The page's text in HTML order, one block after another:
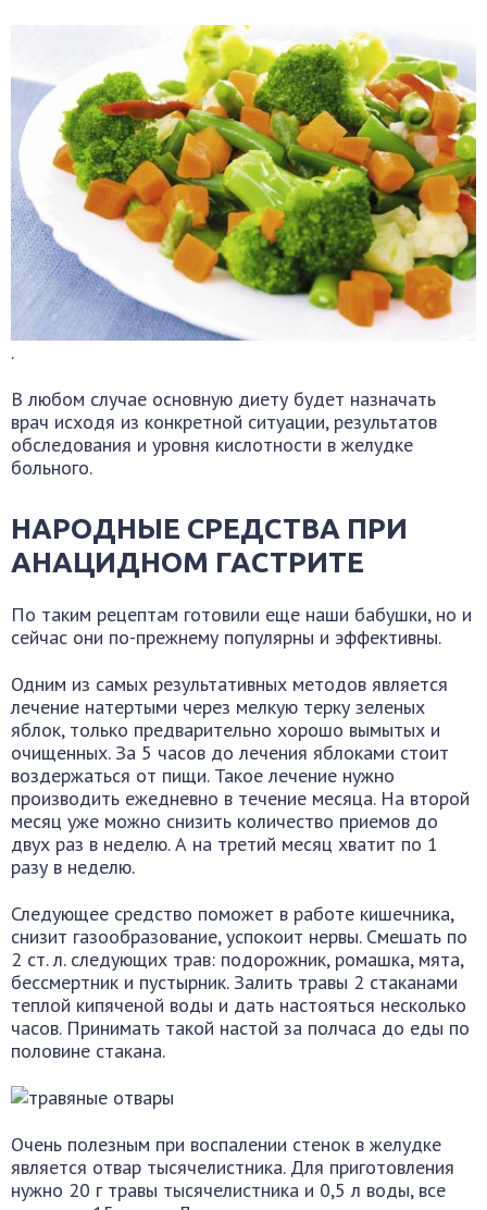
.
В любом случае основную диету будет назначать
врач исходя из конкретной ситуации, результатов
обследования и уровня кислотности в желудке
больного.
НАРОДНЫЕ СРЕДСТВА ПРИ
АНАЦИДНОМ ГАСТРИТЕ
По таким рецептам готовили еще наши бабушки, но и
сейчас они по-прежнему популярны и эффективны.
Одним из самых результативных методов является
лечение натертыми через мелкую терку зеленых
яблок, только предварительно хорошо вымытых и
очищенных. За 5 часов до лечения яблоками стоит
воздержаться от пищи. Такое лечение нужно
производить ежедневно в течение месяца. На второй
месяц уже можно снизить количество приемов до
двух раз в неделю. А на третий месяц хватит по 1
разу в неделю.
Следующее средство поможет в работе кишечника,
снизит газообразование, успокоит нервы. Смешать по
2 ст. л. следующих трав: подорожник, ромашка, мята,
бессмертник и пустырник. Залить травы 2 стаканами
теплой кипяченой воды и дать настояться несколько
часов. Принимать такой настой за полчаса до еды по
половине стакана.
Очень полезным при воспалении стенок в желудке
является отвар тысячелистника. Для приготовления
нужно 20 г травы тысячелистника и 0,5 л воды, все